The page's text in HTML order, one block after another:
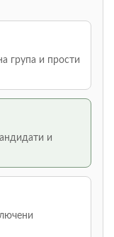
група и прости
и